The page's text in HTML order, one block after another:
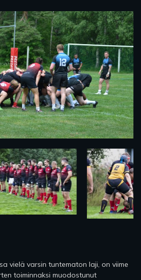
vielä varsin tuntematon laji, on viime
toiminnaksi muodostunut